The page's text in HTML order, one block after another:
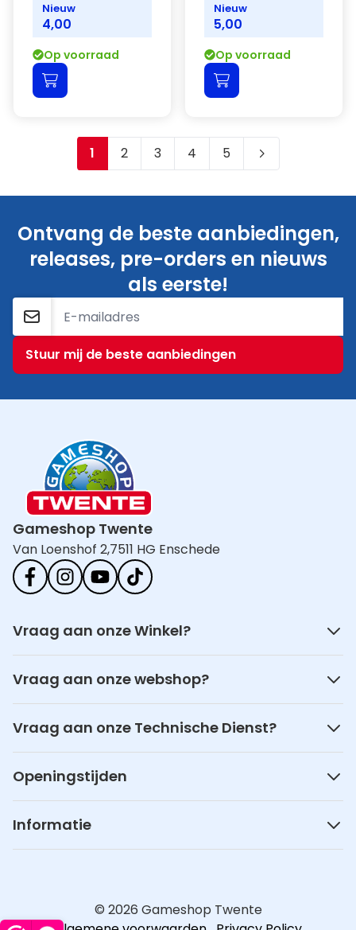
Nieuw
4,00
Op voorraad
Nieuw
5,00
Op voorraad
Je leest momenteel pagina
1 Pagina
2 Pagina
3 Pagina
4 Pagina
5
Ontvang de beste aanbiedingen,
releases, pre-orders en nieuws
als eerste!
E-mailadres
Stuur mij de beste aanbiedingen
Gameshop Twente
Van Loenshof 2,7511 HG Enschede
Vraag aan onze Winkel?
Vraag aan onze webshop?
Vraag aan onze Technische Dienst?
Openingstijden
Informatie
© 2026 Gameshop Twente